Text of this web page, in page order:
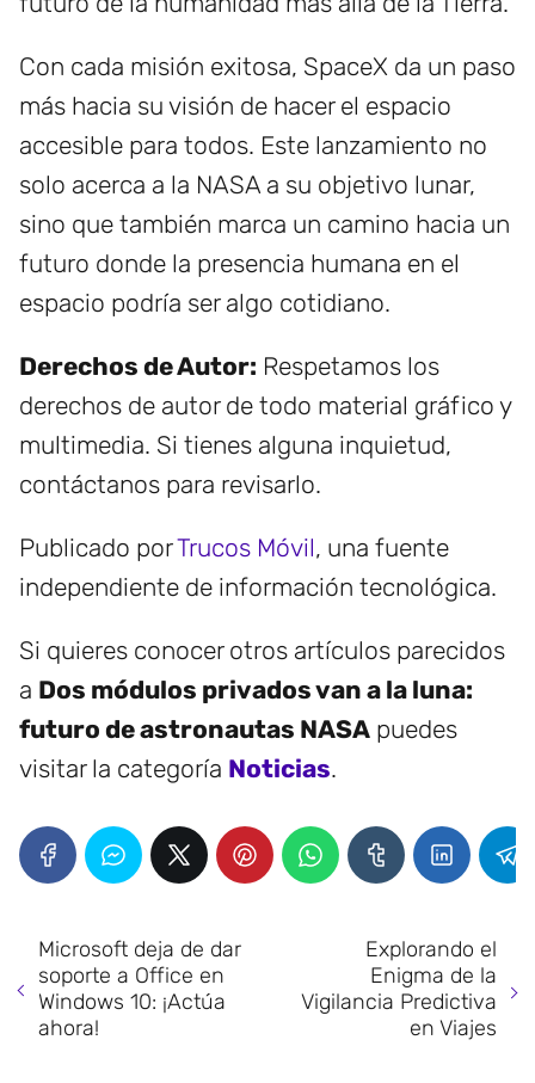
Con cada misión exitosa, SpaceX da un paso
más hacia su visión de hacer el espacio
accesible para todos. Este lanzamiento no
solo acerca a la NASA a su objetivo lunar,
sino que también marca un camino hacia un
futuro donde la presencia humana en el
espacio podría ser algo cotidiano.
Derechos de Autor: Respetamos los
derechos de autor de todo material gráfico y
multimedia. Si tienes alguna inquietud,
contáctanos para revisarlo.
Publicado porTrucos Móvil, una fuente
independiente de información tecnológica.
Si quieres conocer otros artículos parecidos
a Dos módulos privados van a la luna:
futuro de astronautas NASA puedes
visitar la categoría Noticias.
Microsoft deja de dar
soporte a Office en
Windows 10: ¡Actúa
ahora!
Explorando el
Enigma de la
Vigilancia Predictiva
en Viajes